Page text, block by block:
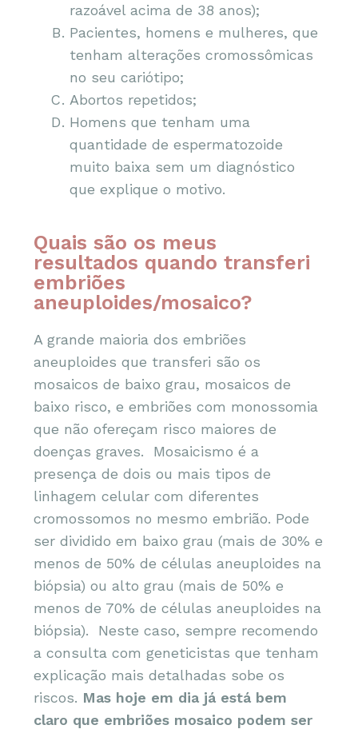
razoável acima de 38 anos);
Pacientes, homens e mulheres, que
tenham alterações cromossômicas
no seu cariótipo;
Abortos repetidos;
Homens que tenham uma
quantidade de espermatozoide
muito baixa sem um diagnóstico
que explique o motivo.
Quais são os meus
resultados quando transferi
embriões
aneuploides/mosaico?
A grande maioria dos embriões
aneuploides que transferi são os
mosaicos de baixo grau, mosaicos de
baixo risco, e embriões com monossomia
que não ofereçam risco maiores de
doenças graves. Mosaicismo é a
presença de dois ou mais tipos de
linhagem celular com diferentes
cromossomos no mesmo embrião. Pode
ser dividido em baixo grau (mais de 30% e
menos de 50% de células aneuploides na
biópsia) ou alto grau (mais de 50% e
menos de 70% de células aneuploides na
biópsia). Neste caso, sempre recomendo
a consulta com geneticistas que tenham
explicação mais detalhadas sobe os
riscos. Mas hoje em dia já está bem
claro que embriões mosaico podem ser